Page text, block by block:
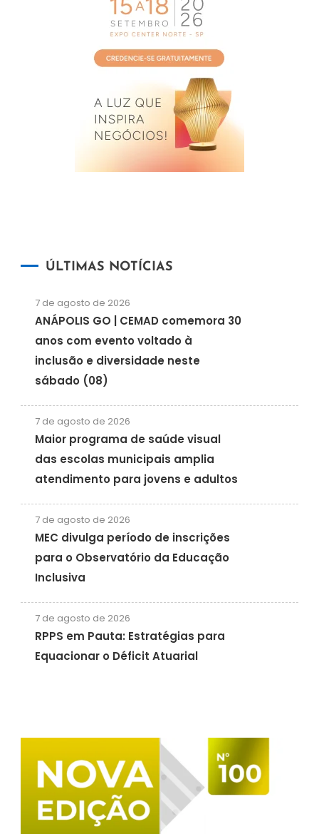
ÚLTIMAS NOTÍCIAS
7 de agosto de 2026
ANÁPOLIS GO | CEMAD comemora 30
anos com evento voltado à
inclusão e diversidade neste
sábado (08)
7 de agosto de 2026
Maior programa de saúde visual
das escolas municipais amplia
atendimento para jovens e adultos
7 de agosto de 2026
MEC divulga período de inscrições
para o Observatório da Educação
Inclusiva
7 de agosto de 2026
RPPS em Pauta: Estratégias para
Equacionar o Déficit Atuarial